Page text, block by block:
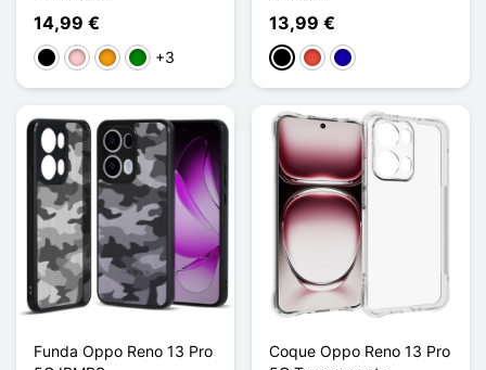
14,99 €
NegroRosaNaranjaVerde
+3
13,99 €
NegroRojoAzul oscuro
Funda Oppo Reno 13 Pro
Coque Oppo Reno 13 Pro